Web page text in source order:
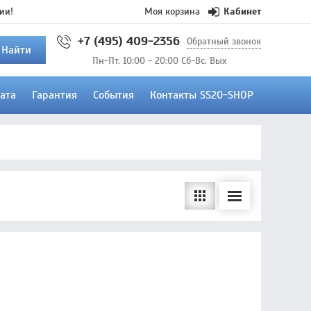
Моя корзина Кабинет
Найти
+7 (495) 409-2356 Обратный звонок
Пн-Пт. 10:00 - 20:00 Сб-Вс. Вых
Гарантия События Контакты SS20-SHOP